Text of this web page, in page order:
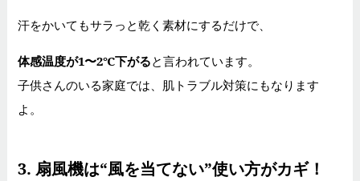
汗をかいてもサラっと乾く素材にするだけで、
体感温度が1〜2℃下がると言われています。
子供さんのいる家庭では、肌トラブル対策にもなります
よ。
3. 扇風機は“風を当てない”使い方がカギ！